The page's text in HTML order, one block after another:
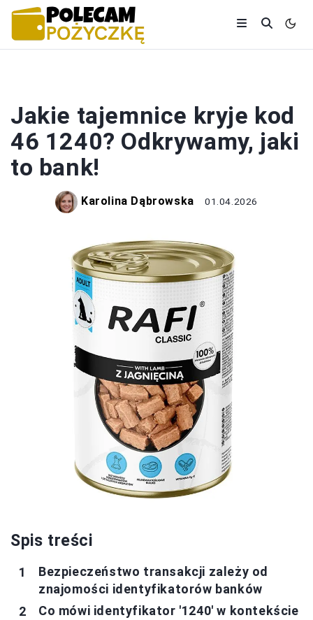
Jakie tajemnice kryje kod
46 1240? Odkrywamy, jaki
to bank!
Karolina Dąbrowska 01.04.2026
Spis treści
Bezpieczeństwo transakcji zależy od
znajomości identyfikatorów banków
Co mówi identyfikator '1240' w kontekście